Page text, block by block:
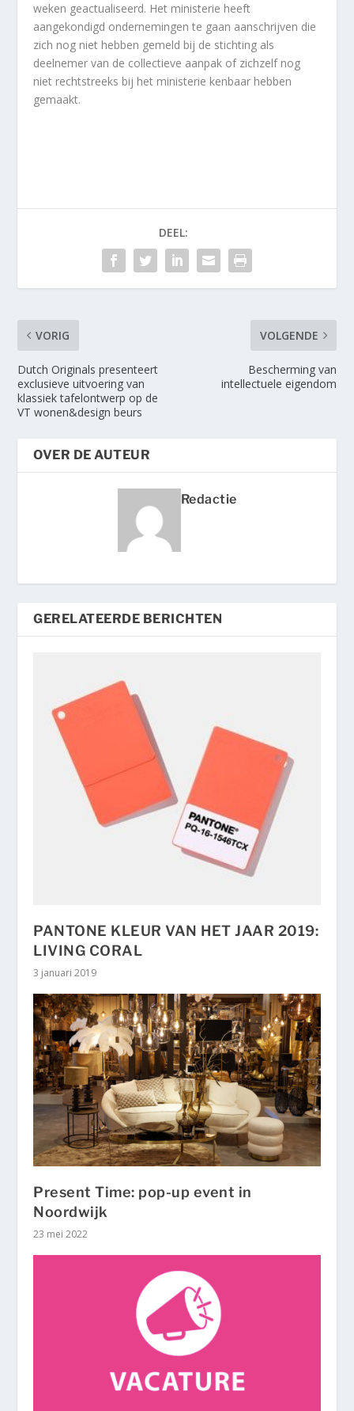
weken geactualiseerd. Het ministerie heeft
aangekondigd ondernemingen te gaan aanschrijven die
zich nog niet hebben gemeld bij de stichting als
deelnemer van de collectieve aanpak of zichzelf nog
niet rechtstreeks bij het ministerie kenbaar hebben
gemaakt.
DEEL:
VORIG
Dutch Originals presenteert
exclusieve uitvoering van
klassiek tafelontwerp op de
VT wonen&design beurs
VOLGENDE
Bescherming van
intellectuele eigendom
OVER DE AUTEUR
Redactie
GERELATEERDE BERICHTEN
PANTONE KLEUR VAN HET JAAR 2019:
LIVING CORAL
3 januari 2019
Present Time: pop-up event in
Noordwijk
23 mei 2022